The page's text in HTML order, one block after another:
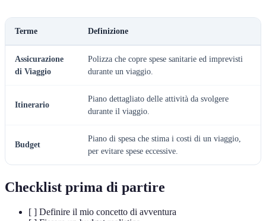
Terme Definizione
Assicurazione
di Viaggio
Polizza che copre spese sanitarie ed imprevisti
durante un viaggio.
Itinerario
Piano dettagliato delle attività da svolgere
durante il viaggio.
Budget
Piano di spesa che stima i costi di un viaggio,
per evitare spese eccessive.
Checklist prima di partire
[ ] Definire il mio concetto di avventura